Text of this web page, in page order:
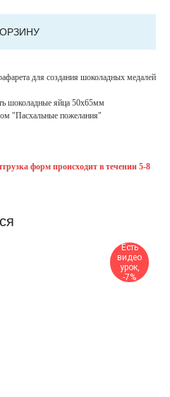
для создания шоколадных медалей
шоколадные яйца 50х65мм
"Пасхальные пожелания"
форм происходит в течении 5-8
Есть
видео
урок,
-7%